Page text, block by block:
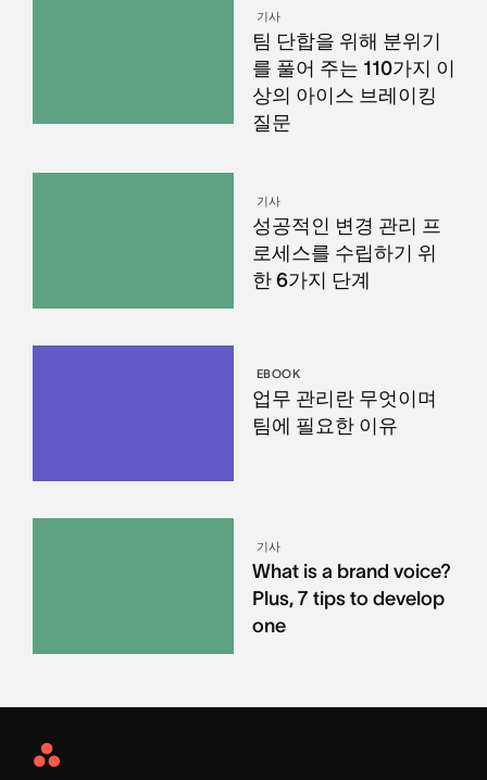
기사
팀 단합을 위해 분위기
를 풀어 주는 110가지 이
상의 아이스 브레이킹
질문
기사
성공적인 변경 관리 프
로세스를 수립하기 위
한 6가지 단계
EBOOK
업무 관리란 무엇이며
팀에 필요한 이유
기사
What is a brand voice?
Plus, 7 tips to develop
one
Asana